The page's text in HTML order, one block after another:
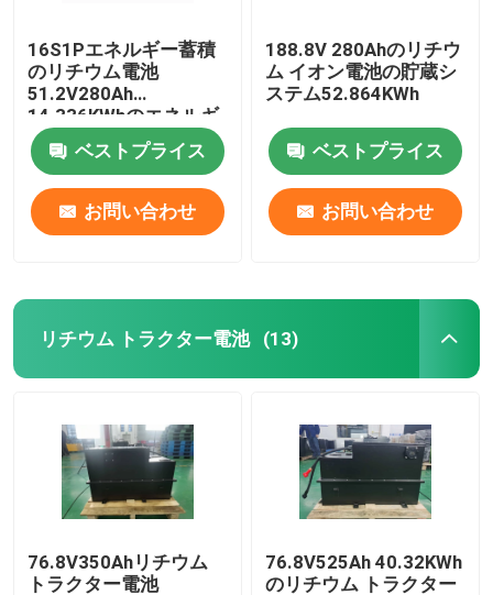
16S1Pエネルギー蓄積
のリチウム電池
51.2V280Ah
14.336KWhのエネルギ
ー蓄積 システム
ベストプライス
お問い合わせ
188.8V 280Ahのリチウ
ム イオン電池の貯蔵シ
ステム52.864KWh
ベストプライス
お問い合わせ
リチウム トラクター電池 (13)
76.8V350Ahリチウム
トラクター電池
76.8V525Ah 40.32KWh
のリチウム トラクター